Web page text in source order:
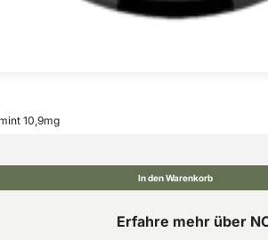
10,9mg
In den Warenkorb
Erfahre mehr über